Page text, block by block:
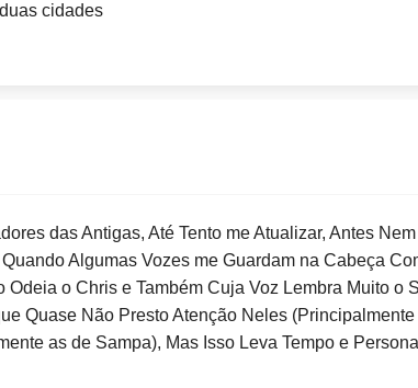
cidades
das Antigas, Até Tento me Atualizar, Antes
Algumas Vozes me Guardam na Cabeça
o Chris e Também Cuja Voz Lembra Muito o
Quase Não Presto Atenção Neles
as de Sampa), Mas Isso Leva Tempo e